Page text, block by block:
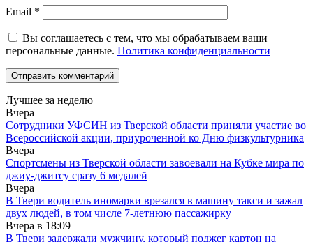
Email *
Вы соглашаетесь с тем, что мы обрабатываем ваши
персональные данные. Политика конфиденциальности
Лучшее за неделю
Вчера
Сотрудники УФСИН из Тверской области приняли участие во
Всероссийской акции, приуроченной ко Дню физкультурника
Вчера
Спортсмены из Тверской области завоевали на Кубке мира по
джиу-джитсу сразу 6 медалей
Вчера
В Твери водитель иномарки врезался в машину такси и зажал
двух людей, в том числе 7-летнюю пассажирку
Вчера в 18:09
В Твери задержали мужчину, который поджег картон на